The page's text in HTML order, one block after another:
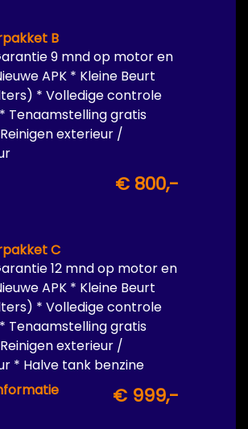
B
9 mnd op motor en
APK * Kleine Beurt
* Volledige controle
Tenaamstelling gratis
exterieur /
€ 800,-
C
12 mnd op motor en
APK * Kleine Beurt
* Volledige controle
Tenaamstelling gratis
exterieur /
* Halve tank benzine
€ 999,-